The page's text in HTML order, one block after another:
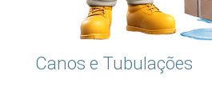
Canos e Tubulações